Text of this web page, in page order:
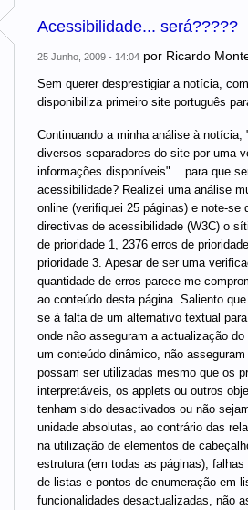
Acessibilidade... será?????
25 Junho, 2009 - 14:04 por Ricardo
Sem querer desprestigiar a notícia,
disponibiliza primeiro site português
Continuando a minha análise à notícia,
diversos separadores do site por uma
informações disponíveis"... para que
acessibilidade? Realizei uma análise
online (verifiquei 25 páginas) e note-se
directivas de acessibilidade (W3C) o
de prioridade 1, 2376 erros de
prioridade 3. Apesar de ser uma
quantidade de erros parece-me
ao conteúdo desta página. Saliento
se à falta de um alternativo textual
onde não asseguram a actualização
um conteúdo dinâmico, não
possam ser utilizadas mesmo que os
interpretáveis, os applets ou outros
tenham sido desactivados ou não
unidade absolutas, ao contrário das
na utilização de elementos de
estrutura (em todas as páginas),
de listas e pontos de enumeração em
funcionalidades desactualizadas, não